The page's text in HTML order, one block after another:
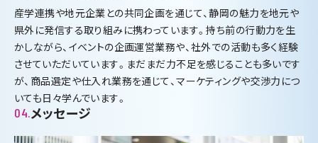
産学連携や地元企業との共同企画を通じて、静岡の魅力を地元や
県外に発信する取り組みに携わっています。持ち前の行動力を生
かしながら、イベントの企画運営業務や、社外での活動も多く経験
させていただいています。まだまだ力不足を感じることも多いです
が、商品選定や仕入れ業務を通じて、マーケティングや交渉力につ
いても日々学んでいます。
04.メッセージ